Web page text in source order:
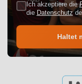
Ich akzeptiere die
die Datenschutz
Haltet